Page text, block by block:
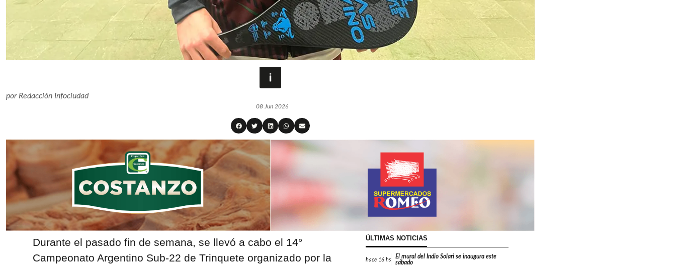
porRedacción Infociudad
08 Jun 2026
Durante el pasado fin de semana, se llevó a cabo el 14°
Campeonato Argentino Sub-22 de Trinquete organizado por la
ÚLTIMAS NOTICIAS
hace 16 hs
El mural del Indio Solari se inaugura este
sábado